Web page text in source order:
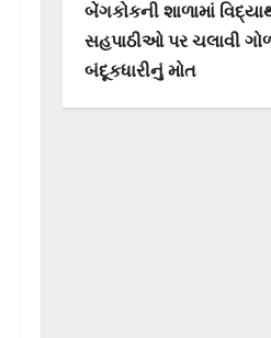
બેંગકોકની શાળામાં
સહપાઠીઓ પર ચલાવી
બંદૂકધારીનું મોત